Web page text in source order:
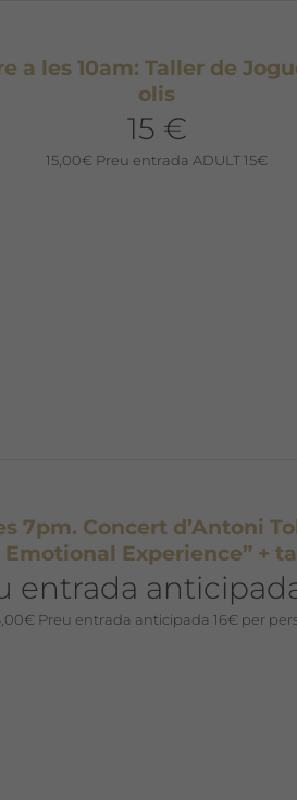
a les 10am: Taller de
olis
15 €
15,00€ Preu entrada ADULT 15€
7pm. Concert d’Antoni
Experience” +
entrada
€ Preu entrada anticipada 16€ per